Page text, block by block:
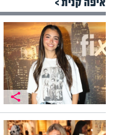
איפה קנית >